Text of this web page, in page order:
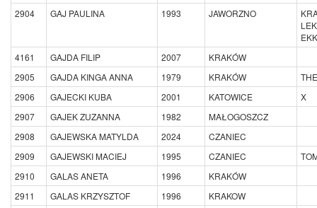
2904
GAJ PAULINA 1993 JAWORZNO
4161
GAJDA FILIP 2007
KRAKÓW
2905
GAJDA KINGA ANNA 1979 KRAKÓW
2906
GAJECKI KUBA 2001 KATOWICE
X
2907
GAJEK ZUZANNA 1982
MAŁOGOSZCZ
2908
GAJEWSKA MATYLDA 2024
CZANIEC
2909
GAJEWSKI MACIEJ 1995 CZANIEC
2910
GALAS ANETA 1996
KRAKÓW
2911
GALAS KRZYSZTOF 1996
KRAKOW